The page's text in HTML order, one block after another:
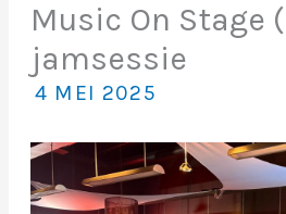
Music On Stage
jamsessie
4 MEI 2025